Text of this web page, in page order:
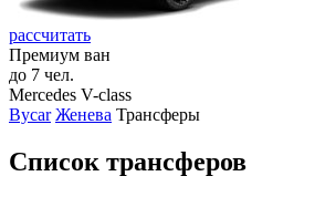
рассчитать
Премиум ван
до 7 чел.
Mercedes V-class
Bycar Женева Трансферы
Список трансферов